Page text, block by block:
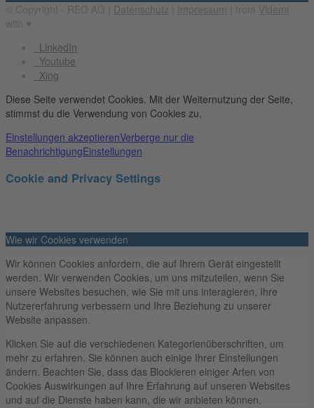
Datenschutz Impressum
Videmi
LinkedIn
Youtube
Xing
Diese Seite verwendet Cookies. Mit der Weiternutzung der Seite,
stimmst du die Verwendung von Cookies zu.
Einstellungen akzeptierenVerberge nur die
BenachrichtigungEinstellungen
Cookie and Privacy Settings
Wie wir Cookies verwenden
Wir können Cookies anfordern, die auf Ihrem Gerät eingestellt
werden. Wir verwenden Cookies, um uns mitzuteilen, wenn Sie
unsere Websites besuchen, wie Sie mit uns interagieren, Ihre
Nutzererfahrung verbessern und Ihre Beziehung zu unserer
Website anpassen.
Klicken Sie auf die verschiedenen Kategorienüberschriften, um
mehr zu erfahren. Sie können auch einige Ihrer Einstellungen
ändern. Beachten Sie, dass das Blockieren einiger Arten von
Cookies Auswirkungen auf Ihre Erfahrung auf unseren Websites
und auf die Dienste haben kann, die wir anbieten können.